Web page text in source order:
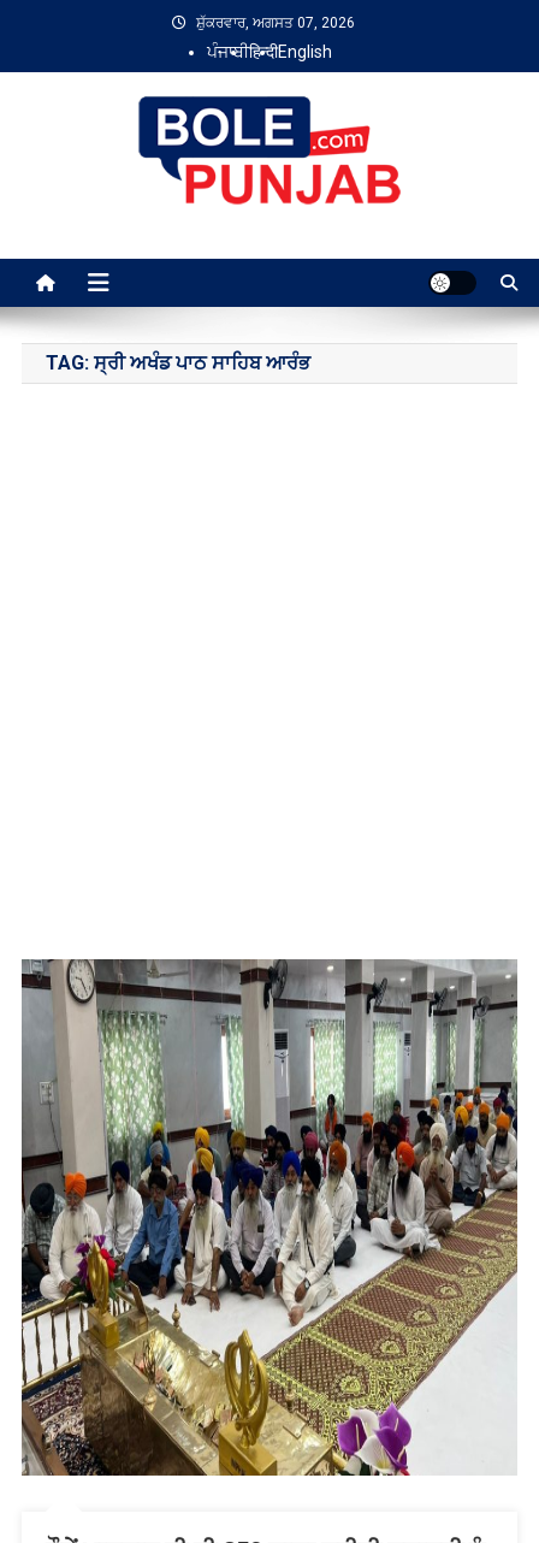
content
ਸ਼ੁੱਕਰਵਾਰ, ਅਗਸਤ 07, 2026
ਪੰਜਾਬੀहिन्दीEnglish
TAG:ਸ੍ਰੀ ਅਖੰਡ ਪਾਠ ਸਾਹਿਬ ਆਰੰਭ